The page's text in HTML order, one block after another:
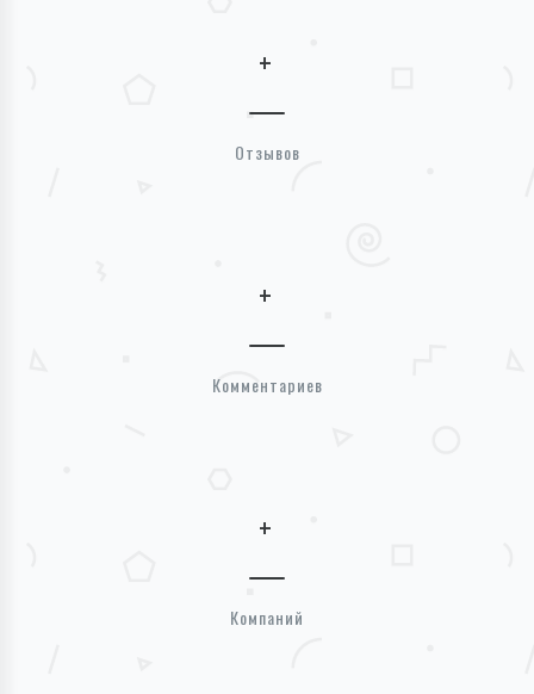
+
Отзывов
+
Комментариев
+
Компаний